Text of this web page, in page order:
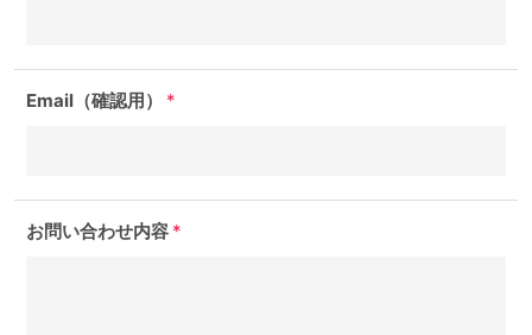
Email（確認用） *
お問い合わせ内容 *